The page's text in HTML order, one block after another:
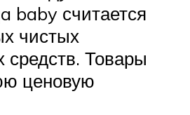
baby считается
чистых
средств. Товары
ценовую